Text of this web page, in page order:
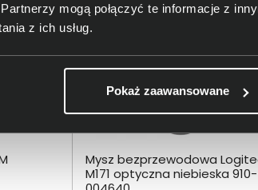
mogą połączyć te informacje z
z ich usług.
Pokaż zaawansowane
Mysz bezprzewodowa
M171 optyczna niebieska 910-